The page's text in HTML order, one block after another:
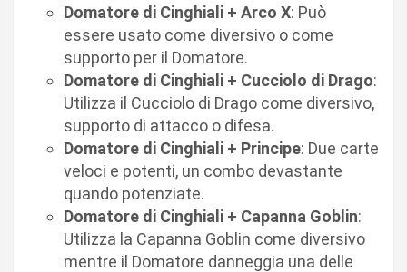
Domatore di Cinghiali + Arco X: Può
essere usato come diversivo o come
supporto per il Domatore.
Domatore di Cinghiali + Cucciolo di Drago:
Utilizza il Cucciolo di Drago come diversivo,
supporto di attacco o difesa.
Domatore di Cinghiali + Principe: Due carte
veloci e potenti, un combo devastante
quando potenziate.
Domatore di Cinghiali + Capanna Goblin:
Utilizza la Capanna Goblin come diversivo
mentre il Domatore danneggia una delle